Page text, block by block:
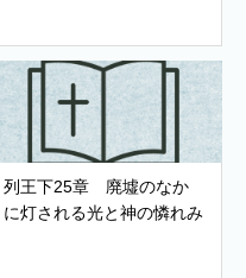
列王下25章 廃墟のなか
に灯される光と神の憐れみ